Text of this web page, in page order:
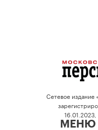
Сетевое издание
МЕНЮ